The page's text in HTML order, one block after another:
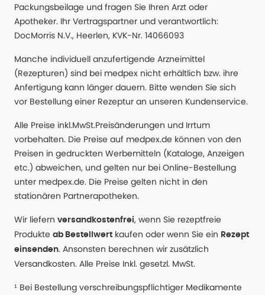
Packungsbeilage und fragen Sie Ihren Arzt oder
Apotheker. Ihr Vertragspartner und verantwortlich:
DocMorris N.V., Heerlen, KVK-Nr. 14066093
Manche individuell anzufertigende Arzneimittel
(Rezepturen) sind bei medpex nicht erhältlich bzw. ihre
Anfertigung kann länger dauern. Bitte wenden Sie sich
vor Bestellung einer Rezeptur an unseren Kundenservice.
Alle Preise inkl.MwSt.Preisänderungen und Irrtum
vorbehalten. Die Preise auf medpex.de können von den
Preisen in gedruckten Werbemitteln (Kataloge, Anzeigen
etc.) abweichen, und gelten nur bei Online-Bestellung
unter medpex.de. Die Preise gelten nicht in den
stationären Partnerapotheken.
Wir liefern versandkostenfrei, wenn Sie rezeptfreie
Produkte ab Bestellwert kaufen oder wenn Sie ein Rezept
einsenden. Ansonsten berechnen wir zusätzlich
Versandkosten. Alle Preise Inkl. gesetzl. MwSt.
¹ Bei Bestellung verschreibungspflichtiger Medikamente